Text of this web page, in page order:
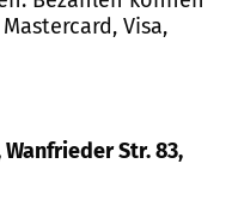
Visa,
Str. 83,